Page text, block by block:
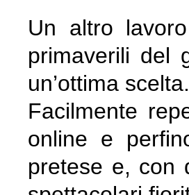
Un altro
primaverili del
un’ottima scelta.
Facilmente
online e
pretese e, con